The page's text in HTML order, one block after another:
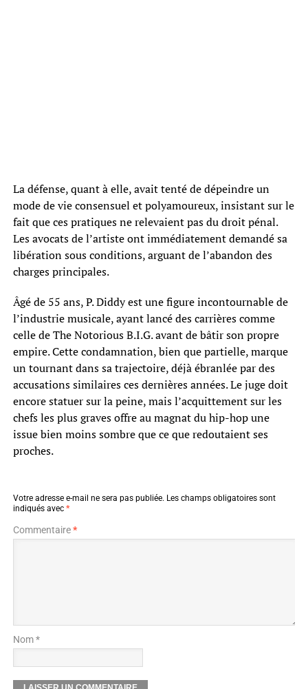
La défense, quant à elle, avait tenté de dépeindre un
mode de vie consensuel et polyamoureux, insistant sur le
fait que ces pratiques ne relevaient pas du droit pénal.
Les avocats de l’artiste ont immédiatement demandé sa
libération sous conditions, arguant de l’abandon des
charges principales.
Âgé de 55 ans, P. Diddy est une figure incontournable de
l’industrie musicale, ayant lancé des carrières comme
celle de The Notorious B.I.G. avant de bâtir son propre
empire. Cette condamnation, bien que partielle, marque
un tournant dans sa trajectoire, déjà ébranlée par des
accusations similaires ces dernières années. Le juge doit
encore statuer sur la peine, mais l’acquittement sur les
chefs les plus graves offre au magnat du hip-hop une
issue bien moins sombre que ce que redoutaient ses
proches.
Votre adresse e-mail ne sera pas publiée. Les champs obligatoires sont
indiqués avec *
Commentaire*
Nom *